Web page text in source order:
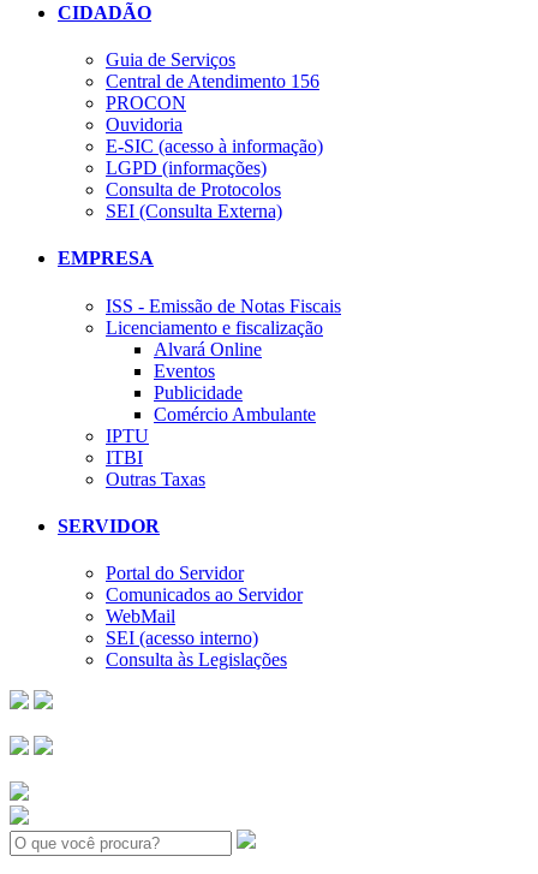
CIDADÃO
Guia de Serviços
Central de Atendimento 156
PROCON
Ouvidoria
E-SIC (acesso à informação)
LGPD (informações)
Consulta de Protocolos
SEI (Consulta Externa)
EMPRESA
ISS - Emissão de Notas Fiscais
Licenciamento e fiscalização
Alvará Online
Eventos
Publicidade
Comércio Ambulante
IPTU
ITBI
Outras Taxas
SERVIDOR
Portal do Servidor
Comunicados ao Servidor
WebMail
SEI (acesso interno)
Consulta às Legislações
Search: